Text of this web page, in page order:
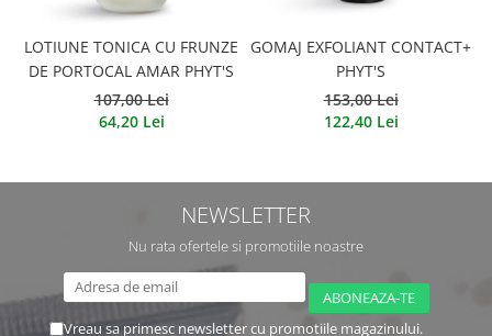
LOTIUNE TONICA CU FRUNZE
DE PORTOCAL AMAR PHYT'S
107,00 Lei
64,20 Lei
GOMAJ EXFOLIANT CONTACT+
PHYT'S
153,00 Lei
122,40 Lei
NEWSLETTER
Nu rata ofertele si promotiile noastre
Vreau sa primesc newsletter cu promotiile magazinului.